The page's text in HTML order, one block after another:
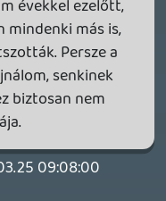
7
PREMIER